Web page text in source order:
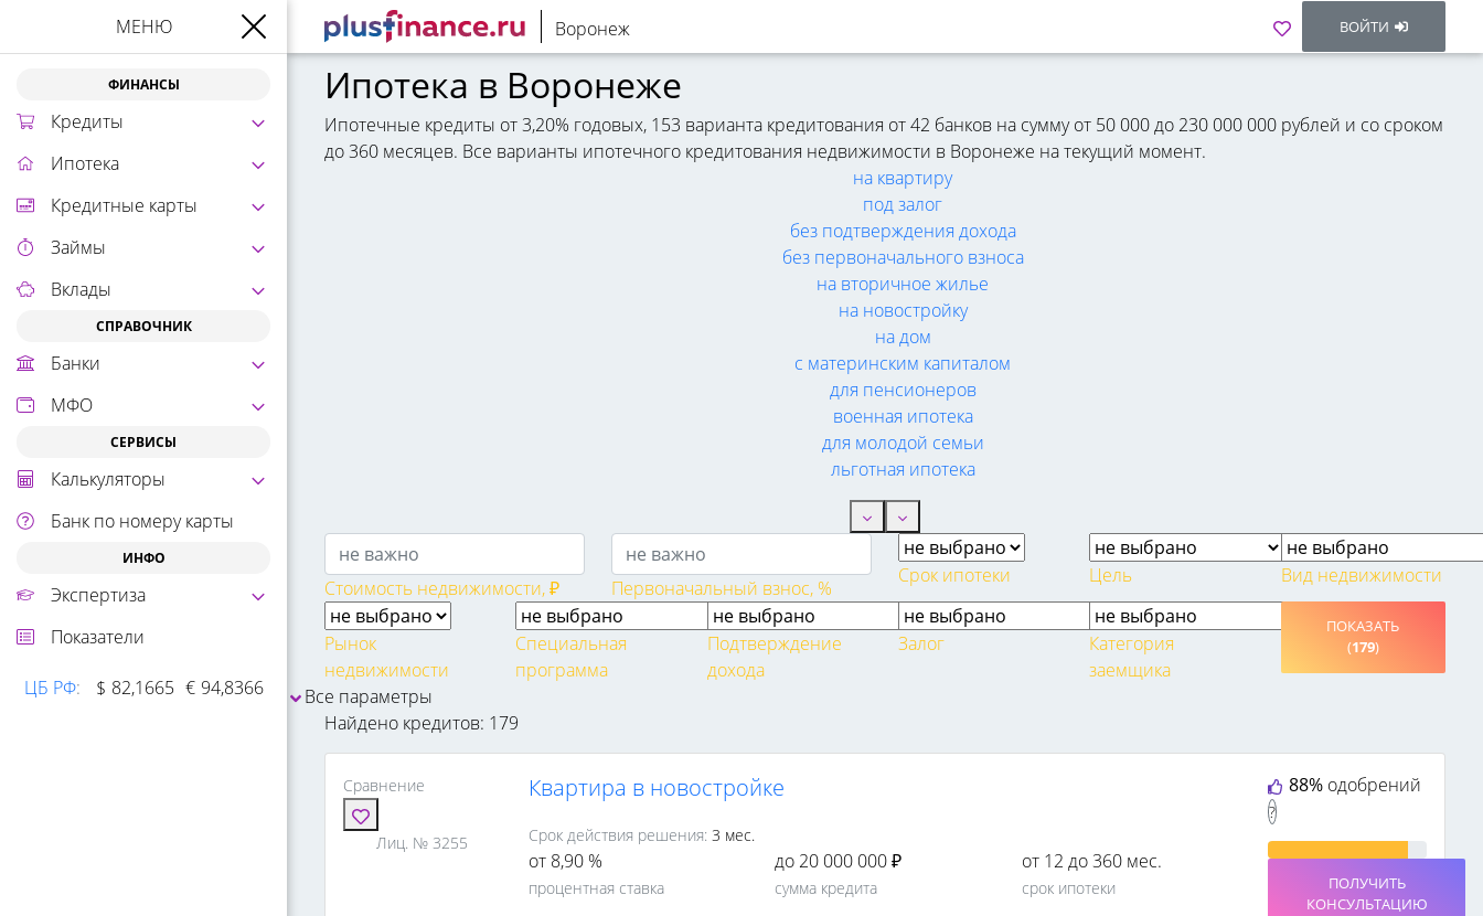
МЕНЮ
ФИНАНСЫ
Кредиты
Ипотека
Кредитные карты
Займы
Вклады
СПРАВОЧНИК
Банки
МФО
СЕРВИСЫ
Калькуляторы
Банк по номеру карты
ИНФО
Экспертиза
Показатели
ЦБ РФ: $ 82,1665 € 94,8366
Воронеж ВОЙТИ
Ипотека в Воронеже
Ипотечные кредиты от 3,20% годовых, 153 варианта кредитования от 42 банков на сумму от 50 000 до 230 000 000 рублей и со сроком
до 360 месяцев. Все варианты ипотечного кредитования недвижимости в Воронеже на текущий момент.
на квартиру
под залог
без подтверждения дохода
без первоначального взноса
на вторичное жилье
на новостройку
на дом
с материнским капиталом
для пенсионеров
военная ипотека
для молодой семьи
льготная ипотека
Стоимость недвижимости, ₽ Первоначальный взнос, %
Срок ипотеки Цель Вид недвижимости
Рынок
недвижимости
Специальная
программа
Подтверждение
дохода
Залог
Категория
заемщика
ПОКАЗАТЬ
(179)
Все параметры
Найдено кредитов: 179
Сравнение
Лиц. № 3255
Квартира в новостройке
Срок действия решения: 3 мес.
от 8,90 %
процентная ставка
до 20 000 000 ₽
сумма кредита
от 12 до 360 мес.
срок ипотеки
88% одобрений
?
ПОЛУЧИТЬ
КОНСУЛЬТАЦИЮ